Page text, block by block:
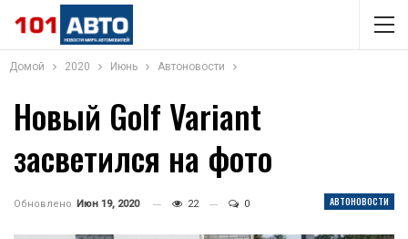
Домой 2020 Июнь Автоновости
Новый Golf Variant
засветился на фото
АВТОНОВОСТИ
Обновлено Июн 19, 2020 22 0